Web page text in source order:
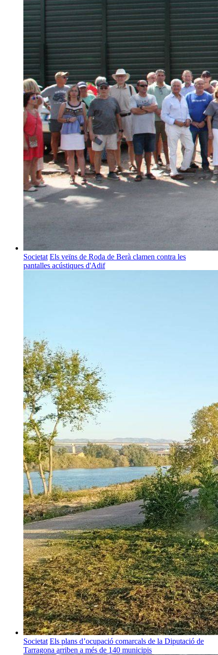
Societat Els veïns de Roda de Berà clamen contra les
pantalles acústiques d'Adif
Societat Els plans d’ocupació comarcals de la Diputació de
Tarragona arriben a més de 140 municipis